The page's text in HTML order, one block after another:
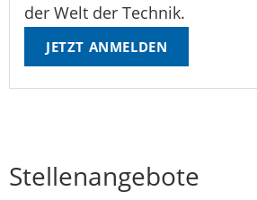
der Welt der Technik.
JETZT ANMELDEN
Stellenangebote